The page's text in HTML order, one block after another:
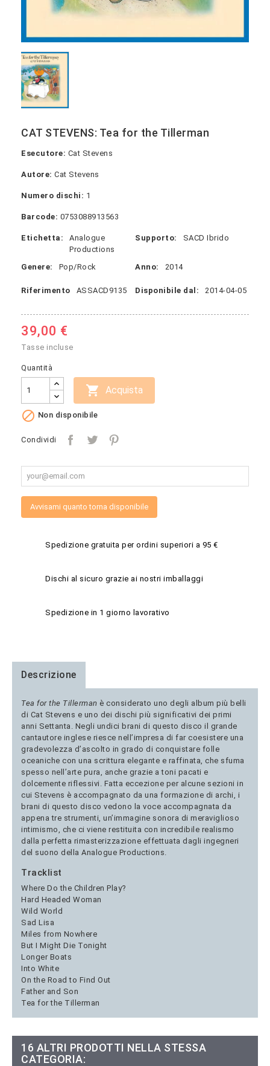
CAT STEVENS: Tea for the Tillerman
Esecutore: Cat Stevens
Autore: Cat Stevens
Numero dischi: 1
Barcode: 0753088913563
Etichetta:
Analogue
Productions
Supporto: SACD Ibrido
Genere: Pop/Rock Anno: 2014
Riferimento ASSACD9135 Disponibile dal: 2014-04-05
39,00 €
Tasse incluse
Quantità
 Acquista
 Non disponibile
Condividi
Avvisami quanto torna disponibile
Spedizione gratuita per ordini superiori a 95 €
Dischi al sicuro grazie ai nostri imballaggi
Spedizione in 1 giorno lavorativo
Descrizione
Tea for the Tillerman è considerato uno degli album più belli
di Cat Stevens e uno dei dischi più significativi dei primi
anni Settanta. Negli undici brani di questo disco il grande
cantautore inglese riesce nell’impresa di far coesistere una
gradevolezza d’ascolto in grado di conquistare folle
oceaniche con una scrittura elegante e raffinata, che sfuma
spesso nell’arte pura, anche grazie a toni pacati e
dolcemente riflessivi. Fatta eccezione per alcune sezioni in
cui Stevens è accompagnato da una formazione di archi, i
brani di questo disco vedono la voce accompagnata da
appena tre strumenti, un’immagine sonora di meraviglioso
intimismo, che ci viene restituita con incredibile realismo
dalla perfetta rimasterizzazione effettuata dagli ingegneri
del suono della Analogue Productions.
Tracklist
Where Do the Children Play?
Hard Headed Woman
Wild World
Sad Lisa
Miles from Nowhere
But I Might Die Tonight
Longer Boats
Into White
On the Road to Find Out
Father and Son
Tea for the Tillerman
16 ALTRI PRODOTTI NELLA STESSA
CATEGORIA: